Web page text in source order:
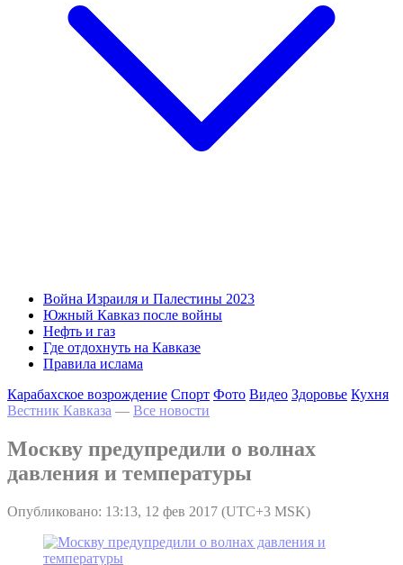
Война Израиля и Палестины 2023
Южный Кавказ после войны
Нефть и газ
Где отдохнуть на Кавказе
Правила ислама
Карабахское возрождение Спорт Фото Видео Здоровье Кухня
Вестник Кавказа — Все новости
Москву предупредили о волнах
давления и температуры
Опубликовано: 13:13, 12 фев 2017 (UTC+3 MSK)